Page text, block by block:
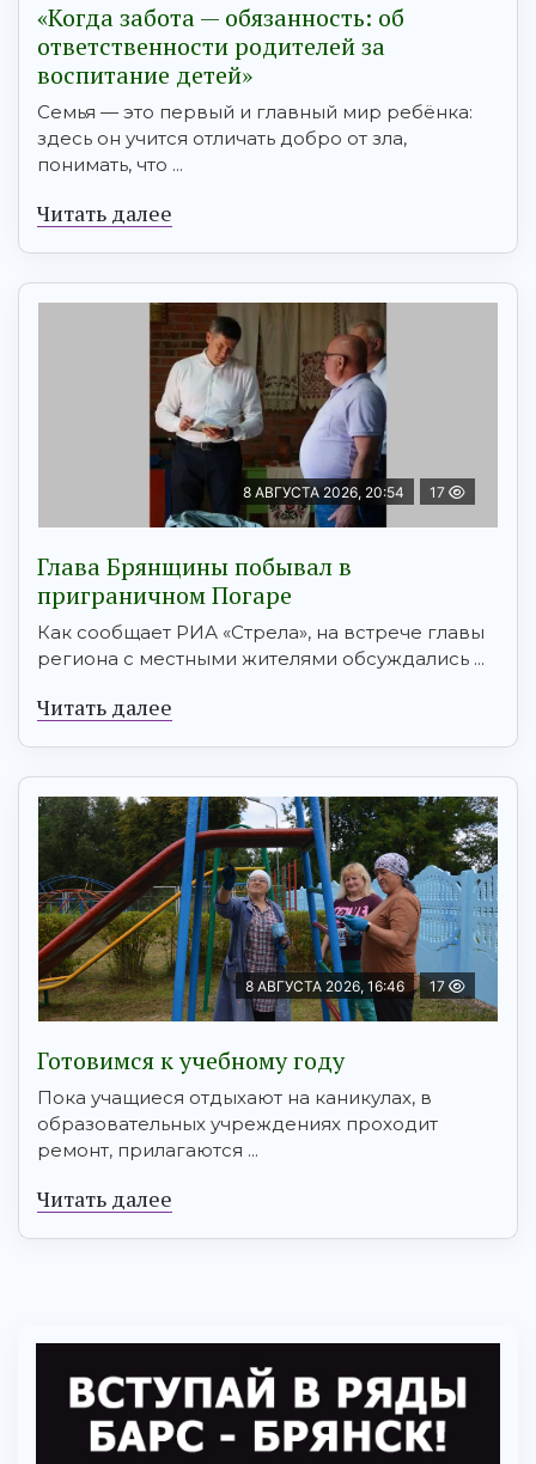
«Когда забота — обязанность: об
ответственности родителей за
воспитание детей»
Семья — это первый и главный мир ребёнка:
здесь он учится отличать добро от зла,
понимать, что ...
Читать далее
8 АВГУСТА 2026, 20:54 17
Глава Брянщины побывал в
приграничном Погаре
Как сообщает РИА «Стрела», на встрече главы
региона с местными жителями обсуждались ...
Читать далее
8 АВГУСТА 2026, 16:46 17
Готовимся к учебному году
Пока учащиеся отдыхают на каникулах, в
образовательных учреждениях проходит
ремонт, прилагаются ...
Читать далее